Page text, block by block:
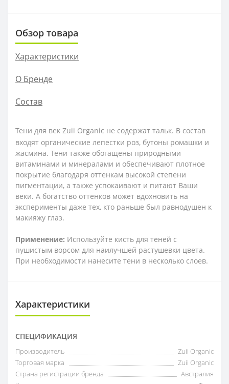
Обзор товара
Характеристики
О Бренде
Состав
Тени для век Zuii Organic не содержат тальк. В состав
входят органические лепестки роз, бутоны ромашки и
жасмина. Тени также обогащены природными
витаминами и минералами и обеспечивают плотное
покрытие благодаря оттенкам высокой степени
пигментации, а также успокаивают и питают Ваши
веки. А богатство оттенков может вдохновить на
эксперименты даже тех, кто раньше был равнодушен к
макияжу глаз.
Применение: Используйте кисть для теней с
пушистым ворсом для наилучшей растушевки цвета.
При необходимости нанесите тени в несколько слоев.
Характеристики
СПЕЦИФИКАЦИЯ
Производитель
Zuii Organic
Торговая марка
Zuii Organic
Страна регистрации бренда
Австралия